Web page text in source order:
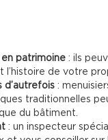
patrimoine : ils
l’histoire de votre
d’autrefois :
traditionnelles
du bâtiment.
: un inspecteur